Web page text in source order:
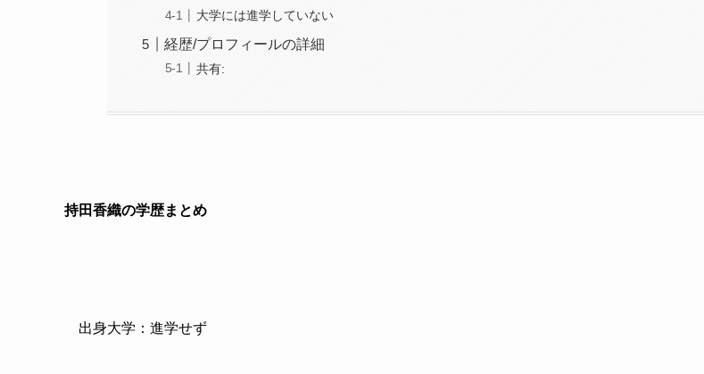
大学には進学していない
経歴/プロフィールの詳細
共有:
持田香織の学歴まとめ
出身大学：進学せず